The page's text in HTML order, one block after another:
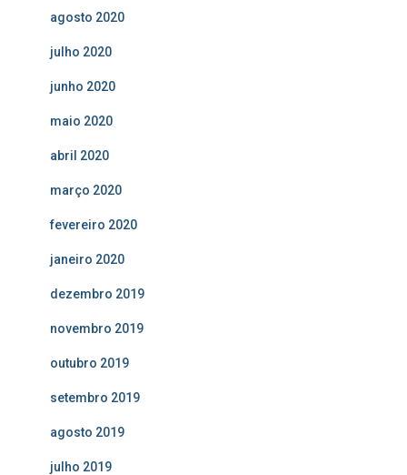
agosto 2020
julho 2020
junho 2020
maio 2020
abril 2020
março 2020
fevereiro 2020
janeiro 2020
dezembro 2019
novembro 2019
outubro 2019
setembro 2019
agosto 2019
julho 2019